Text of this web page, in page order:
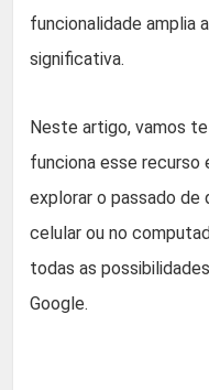
funcionalidade amplia
significativa.
Neste artigo, vamos
funciona esse recurso
explorar o passado de
celular ou no
todas as
Google.